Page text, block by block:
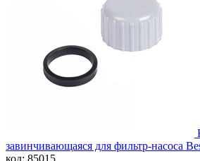
завинчивающаяся для фильтр-насоса
код: 85015